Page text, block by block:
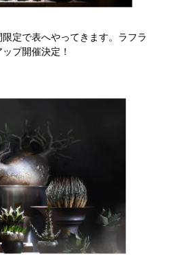
定で表へやってきます。ラフラ
プ開催決定！